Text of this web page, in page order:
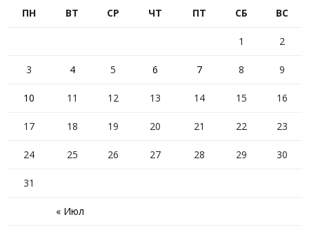
ПН ВТ СР ЧТ ПТ СБ ВС
« Июл
1 2
3 4 5 6 7 8 9
10 11 12 13 14 15 16
17 18 19 20 21 22 23
24 25 26 27 28 29 30
31